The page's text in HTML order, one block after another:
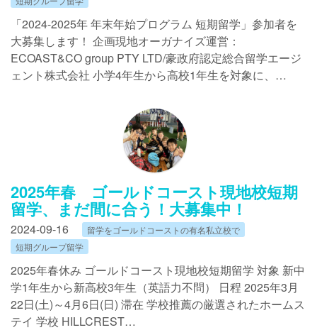
「2024-2025年 年末年始プログラム 短期留学」参加者を
大募集します！ 企画現地オーガナイズ運営：
ECOAST&CO group PTY LTD/豪政府認定総合留学エージ
ェント株式会社 小学4年生から高校1年生を対象に、…
2025年春 ゴールドコースト現地校短期
留学、まだ間に合う！大募集中！
2024-09-16
留学をゴールドコーストの有名私立校で
短期グループ留学
2025年春休み ゴールドコースト現地校短期留学 対象 新中
学1年生から新高校3年生（英語力不問） 日程 2025年3月
22日(土)～4月6日(日) 滞在 学校推薦の厳選されたホームス
テイ 学校 HILLCREST…